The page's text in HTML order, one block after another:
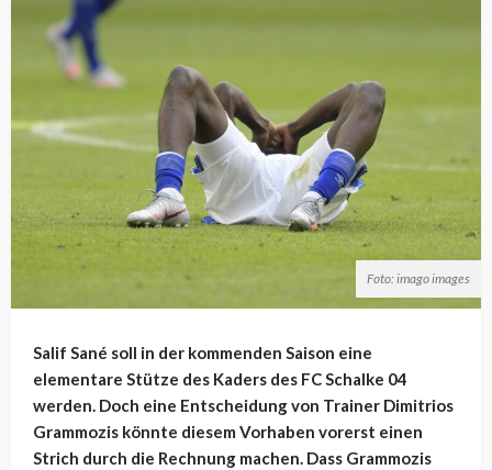
Foto: imago images
Salif Sané soll in der kommenden Saison eine
elementare Stütze des Kaders des FC Schalke 04
werden. Doch eine Entscheidung von Trainer Dimitrios
Grammozis könnte diesem Vorhaben vorerst einen
Strich durch die Rechnung machen. Dass Grammozis